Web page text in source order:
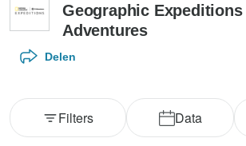
Geographic
Adventures
Delen
Data
Filters